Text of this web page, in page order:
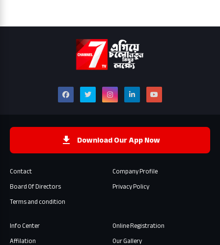
Download Our App Now
Contact
Company Profile
Board Of Directors
Privacy Policy
Terms and condition
Info Center
Online Registration
Affilation
Our Gallery